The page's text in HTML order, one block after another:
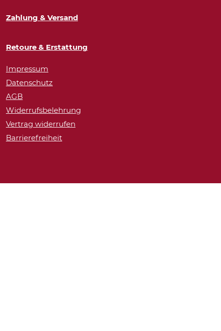
Zahlung & Versand
Retoure & Erstattung
Impressum
Datenschutz
AGB
Widerrufsbelehrung
Vertrag widerrufen
Barrierefreiheit